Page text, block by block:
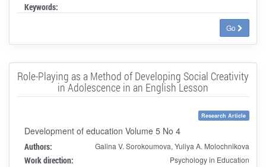
Keywords:
Go
Role-Playing as a Method of Developing Social Creativity
in Adolescence in an English Lesson
Research Article
Development of education Volume 5 No 4
Authors: Galina V. Sorokoumova, Yuliya A. Molochnikova
Work direction: Psychology in Education